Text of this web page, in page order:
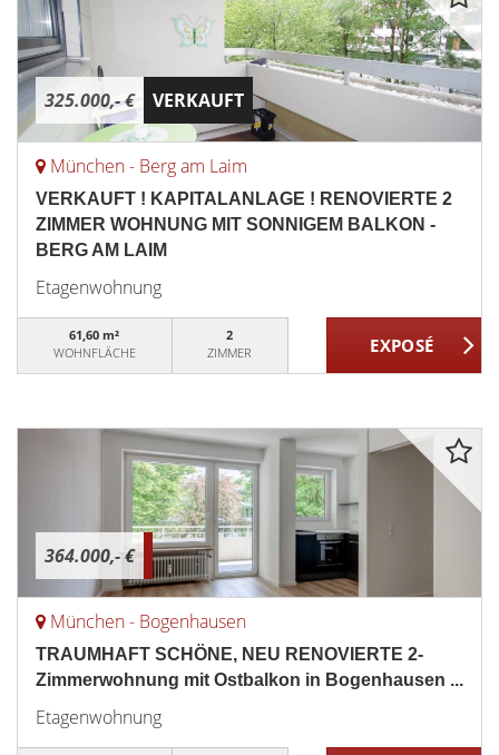
325.000,- € VERKAUFT
München - Berg am Laim
VERKAUFT ! KAPITALANLAGE ! RENOVIERTE 2
ZIMMER WOHNUNG MIT SONNIGEM BALKON -
BERG AM LAIM
Etagenwohnung
61,60 m²
WOHNFLÄCHE
2
ZIMMER
364.000,- €
München - Bogenhausen
TRAUMHAFT SCHÖNE, NEU RENOVIERTE 2-
Zimmerwohnung mit Ostbalkon in Bogenhausen ...
Etagenwohnung